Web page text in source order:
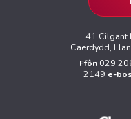
41 Cilgant
Caerdydd,
Ffôn 029
2149 e-